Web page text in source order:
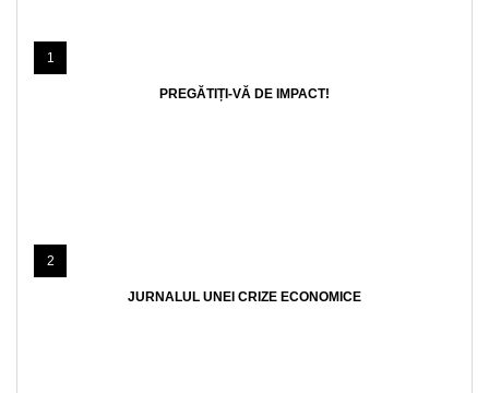
1
PREGĂTIȚI-VĂ DE IMPACT!
2
JURNALUL UNEI CRIZE ECONOMICE